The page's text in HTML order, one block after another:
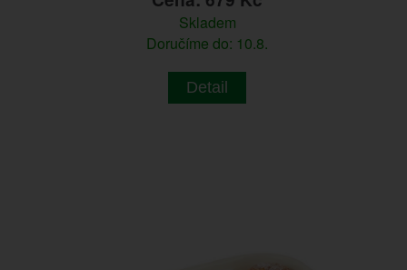
Skladem
Doručíme do: 10.8.
Detail